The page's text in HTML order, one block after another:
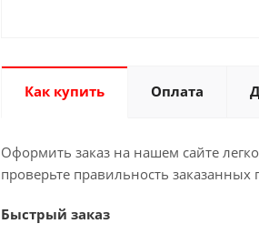
Как купить Оплата
Оформить заказ на нашем сайте
проверьте правильность
Быстрый заказ